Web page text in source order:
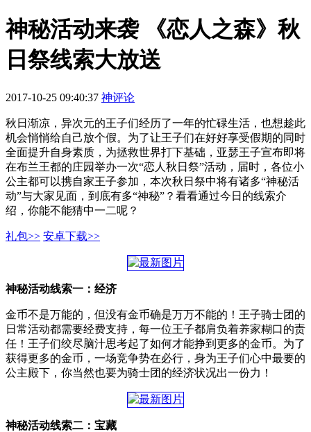
神秘活动来袭 《恋人之森》秋
日祭线索大放送
2017-10-25 09:40:37 神评论
秋日渐凉，异次元的王子们经历了一年的忙碌生活，也想趁此
机会悄悄给自己放个假。为了让王子们在好好享受假期的同时
全面提升自身素质，为拯救世界打下基础，亚瑟王子宣布即将
在布兰王都的庄园举办一次“恋人秋日祭”活动，届时，各位小
公主都可以携自家王子参加，本次秋日祭中将有诸多“神秘活
动”与大家见面，到底有多“神秘”？看看通过今日的线索介
绍，你能不能猜中一二呢？
礼包>> 安卓下载>>
神秘活动线索一：经济
金币不是万能的，但没有金币确是万万不能的！王子骑士团的
日常活动都需要经费支持，每一位王子都肩负着养家糊口的责
任！王子们绞尽脑汁思考起了如何才能挣到更多的金币。为了
获得更多的金币，一场竞争势在必行，身为王子们心中最要的
公主殿下，你当然也要为骑士团的经济状况出一份力！
神秘活动线索二：宝藏